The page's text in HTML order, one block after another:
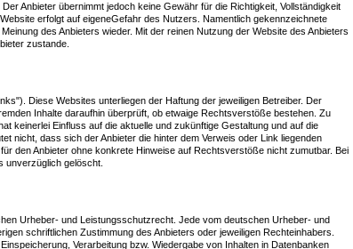
Anbieter übernimmt jedoch keine Gewähr für die Richtigkeit, Vollständigkeit
erfolgt auf eigeneGefahr des Nutzers. Namentlich gekennzeichnete
des Anbieters wieder. Mit der reinen Nutzung der Website des Anbieters
zustande.
Diese Websites unterliegen der Haftung der jeweiligen Betreiber. Der
Inhalte daraufhin überprüft, ob etwaige Rechtsverstöße bestehen. Zu
keinerlei Einfluss auf die aktuelle und zukünftige Gestaltung und auf die
nicht, dass sich der Anbieter die hinter dem Verweis oder Link liegenden
den Anbieter ohne konkrete Hinweise auf Rechtsverstöße nicht zumutbar. Bei
unverzüglich gelöscht.
Urheber- und Leistungsschutzrecht. Jede vom deutschen Urheber- und
schriftlichen Zustimmung des Anbieters oder jeweiligen Rechteinhabers.
Verarbeitung bzw. Wiedergabe von Inhalten in Datenbanken